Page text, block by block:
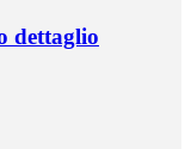
dettaglio